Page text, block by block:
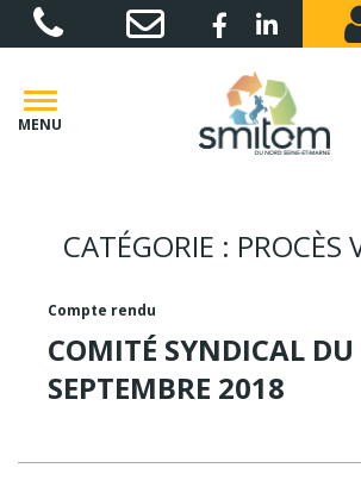
Gestion des traceurs
Lien vers leLien vers le
MENU
CATÉGORIE : PROCÈS
Compte rendu
COMITÉ SYNDICAL
SEPTEMBRE 2018